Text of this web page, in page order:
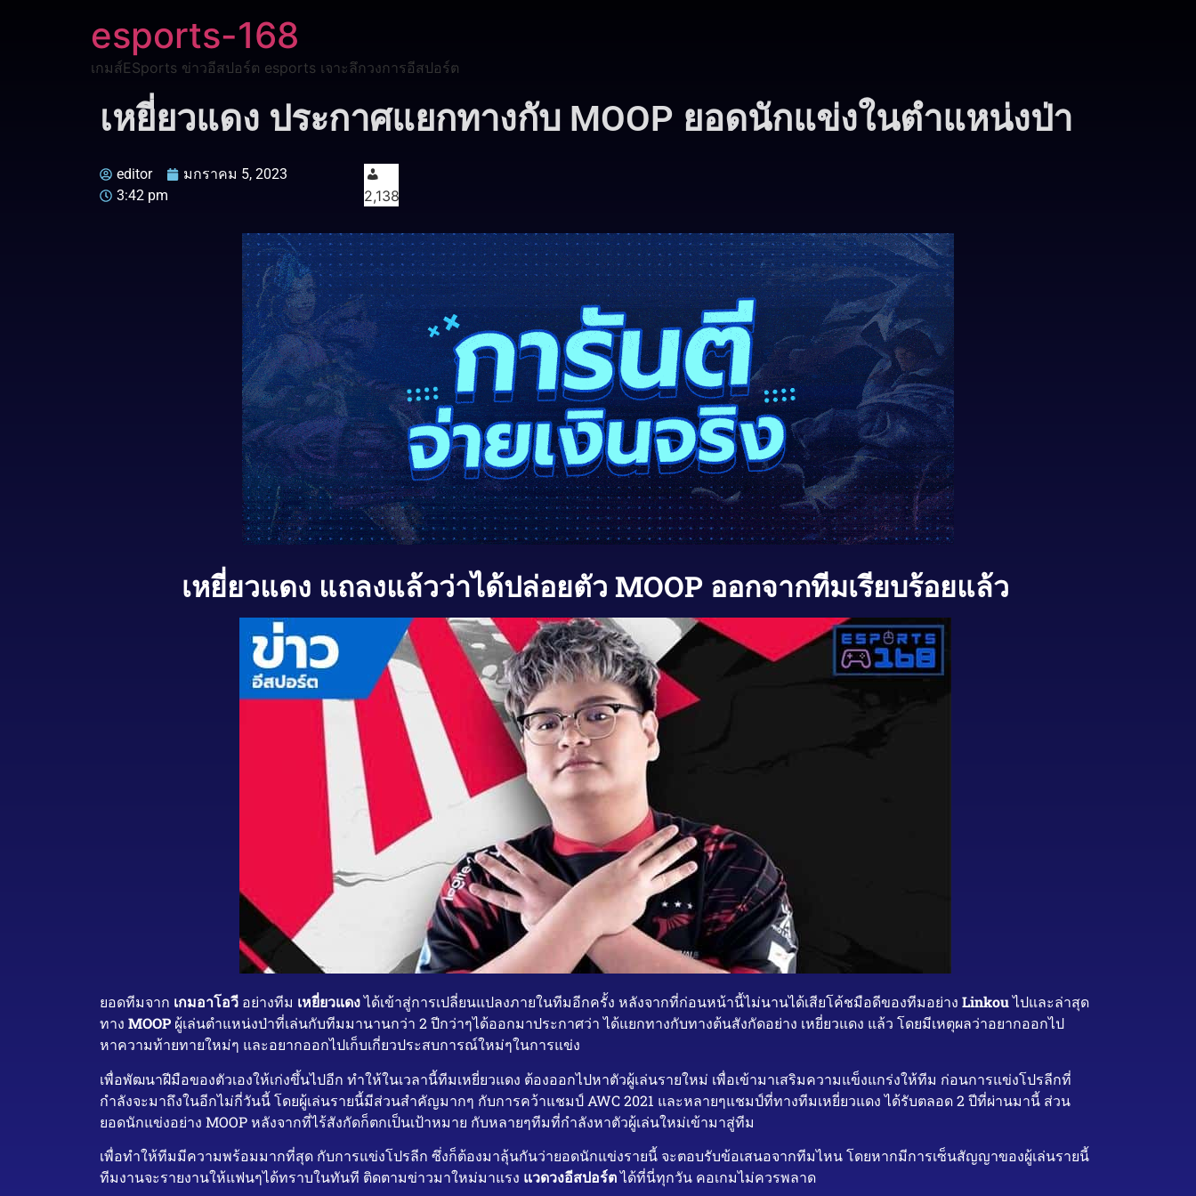
esports-168
เกมส์ESports ข่าวอีสปอร์ต esports เจาะลึกวงการอีสปอร์ต
เหยี่ยวแดง ประกาศแยกทางกับ MOOP ยอดนักแข่งในตำแหน่งป่า
editor
มกราคม 5, 2023
3:42 pm
2,138
เหยี่ยวแดง แถลงแล้วว่าได้ปล่อยตัว MOOP ออกจากทีมเรียบร้อยแล้ว
ยอดทีมจาก เกมอาโอวี อย่างทีม เหยี่ยวแดงได้เข้าสู่การเปลี่ยนแปลงภายในทีมอีกครั้ง หลังจากที่ก่อนหน้านี้ไม่นานได้เสียโค้ชมือดีของทีมอย่าง Linkouไปและล่าสุด
ทาง MOOP ผู้เล่นตำแหน่งป่าที่เล่นกับทีมมานานกว่า 2 ปีกว่าๆได้ออกมาประกาศว่า ได้แยกทางกับทางต้นสังกัดอย่าง เหยี่ยวแดง แล้ว โดยมีเหตุผลว่าอยากออกไป
หาความท้ายทายใหม่ๆ และอยากออกไปเก็บเกี่ยวประสบการณ์ใหม่ๆในการแข่ง
เพื่อพัฒนาฝีมือของตัวเองให้เก่งขึ้นไปอีก ทำให้ในเวลานี้ทีมเหยี่ยวแดง ต้องออกไปหาตัวผู้เล่นรายใหม่ เพื่อเข้ามาเสริมความแข็งแกร่งให้ทีม ก่อนการแข่งโปรลีกที่
กำลังจะมาถึงในอีกไม่กี่วันนี้ โดยผู้เล่นรายนี้มีส่วนสำคัญมากๆ กับการคว้าแชมป์ AWC 2021 และหลายๆแชมป์ที่ทางทีมเหยี่ยวแดง ได้รับตลอด 2 ปีที่ผ่านมานี้ ส่วน
ยอดนักแข่งอย่าง MOOP หลังจากที่ไร้สังกัดก็ตกเป็นเป้าหมาย กับหลายๆทีมที่กำลังหาตัวผู้เล่นใหม่เข้ามาสู่ทีม
เพื่อทำให้ทีมมีความพร้อมมากที่สุด กับการแข่งโปรลีก ซึ่งก็ต้องมาลุ้นกันว่ายอดนักแข่งรายนี้ จะตอบรับข้อเสนอจากทีมไหน โดยหากมีการเซ็นสัญญาของผู้เล่นรายนี้
ทีมงานจะรายงานให้แฟนๆได้ทราบในทันที ติดตามข่าวมาใหม่มาแรง แวดวงอีสปอร์ตได้ที่นี่ทุกวัน คอเกมไม่ควรพลาด